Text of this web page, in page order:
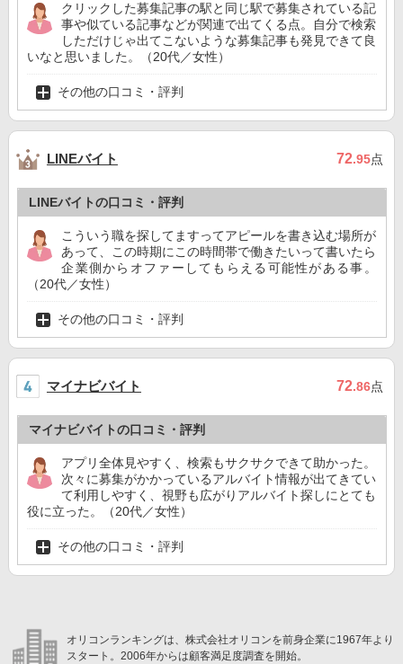
クリックした募集記事の駅と同じ駅で募集されている記
事や似ている記事などが関連で出てくる点。自分で検索
しただけじゃ出てこないような募集記事も発見できて良
いなと思いました。（20代／女性）
その他の口コミ・評判
LINEバイト 72.95点
LINEバイトの口コミ・評判
こういう職を探してますってアピールを書き込む場所が
あって、この時期にこの時間帯で働きたいって書いたら
企業側からオファーしてもらえる可能性がある事。
（20代／女性）
その他の口コミ・評判
マイナビバイト 72.86点
マイナビバイトの口コミ・評判
アプリ全体見やすく、検索もサクサクできて助かった。
次々に募集がかかっているアルバイト情報が出てきてい
て利用しやすく、視野も広がりアルバイト探しにとても
役に立った。（20代／女性）
その他の口コミ・評判
オリコンランキングは、株式会社オリコンを前身企業に1967年より
スタート。2006年からは顧客満足度調査を開始。